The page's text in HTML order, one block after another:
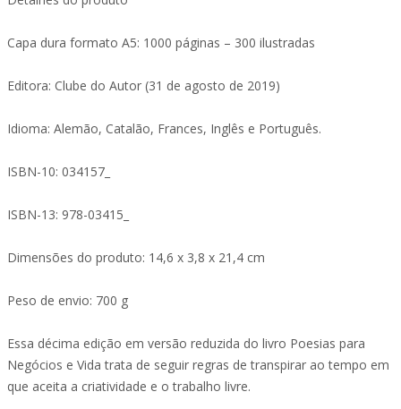
Capa dura formato A5: 1000 páginas – 300 ilustradas
Editora: Clube do Autor (31 de agosto de 2019)
Idioma: Alemão, Catalão, Frances, Inglês e Português.
ISBN-10: 034157_
ISBN-13: 978-03415_
Dimensões do produto: 14,6 x 3,8 x 21,4 cm
Peso de envio: 700 g
Essa décima edição em versão reduzida do livro Poesias para
Negócios e Vida trata de seguir regras de transpirar ao tempo em
que aceita a criatividade e o trabalho livre.